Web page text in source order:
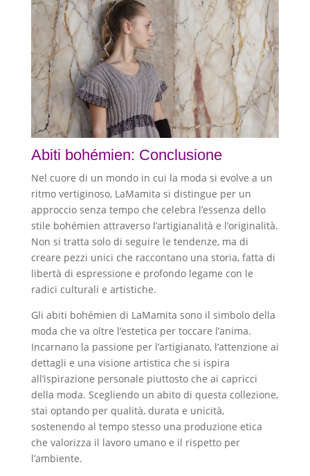
Abiti bohémien: Conclusione
Nel cuore di un mondo in cui la moda si evolve a un
ritmo vertiginoso, LaMamita si distingue per un
approccio senza tempo che celebra l’essenza dello
stile bohémien attraverso l’artigianalità e l’originalità.
Non si tratta solo di seguire le tendenze, ma di
creare pezzi unici che raccontano una storia, fatta di
libertà di espressione e profondo legame con le
radici culturali e artistiche.
Gli abiti bohémien di LaMamita sono il simbolo della
moda che va oltre l’estetica per toccare l’anima.
Incarnano la passione per l’artigianato, l’attenzione ai
dettagli e una visione artistica che si ispira
all’ispirazione personale piuttosto che ai capricci
della moda. Scegliendo un abito di questa collezione,
stai optando per qualità, durata e unicità,
sostenendo al tempo stesso una produzione etica
che valorizza il lavoro umano e il rispetto per
l’ambiente.